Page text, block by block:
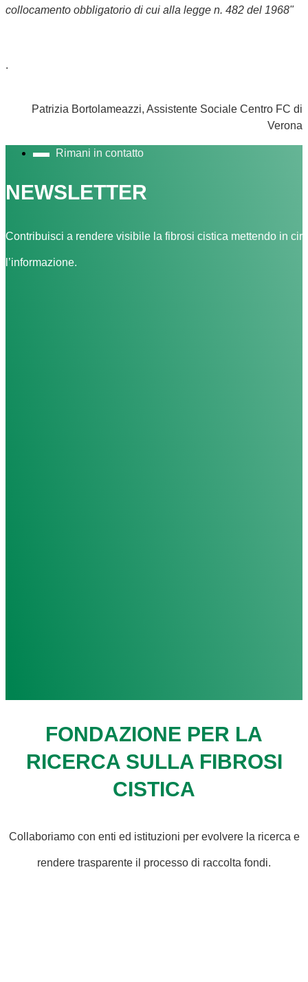
collocamento obbligatorio di cui alla legge n. 482 del 1968"
.
Patrizia Bortolameazzi, Assistente Sociale Centro FC di
Verona
Rimani in contatto
NEWSLETTER
Contribuisci a rendere visibile la fibrosi cistica mettendo in
l’informazione.
FONDAZIONE PER LA
RICERCA SULLA FIBROSI
CISTICA
Collaboriamo con enti ed istituzioni per evolvere la ricerca e
rendere trasparente il processo di raccolta fondi.